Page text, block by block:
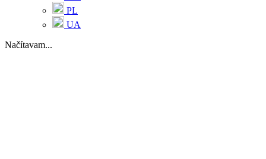
PL
UA
Načítavam...